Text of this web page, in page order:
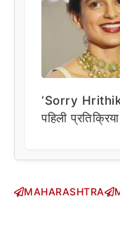
‘Sorry
पहिली
MAHARASHTRA